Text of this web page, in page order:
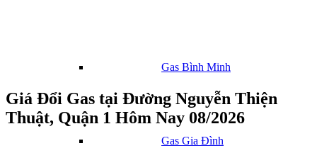
Gas Bình Minh
Gas Gia Đình
Giá Đổi Gas tại Đường Nguyễn Thiện
Thuật, Quận 1 Hôm Nay 08/2026